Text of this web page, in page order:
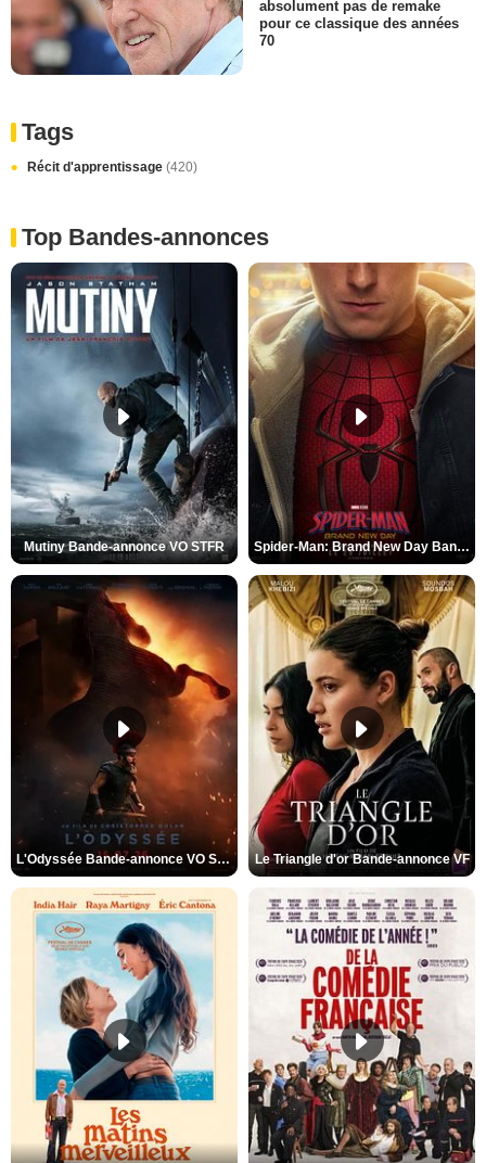
absolument pas de remake
pour ce classique des années
70
Tags
Récit d'apprentissage (420)
Top Bandes-annonces
Mutiny Bande-annonce VO STFR Spider-Man: Brand New Day Bande-annonce VO STFR
L'Odyssée Bande-annonce VO STFR Le Triangle d'or Bande-annonce VF